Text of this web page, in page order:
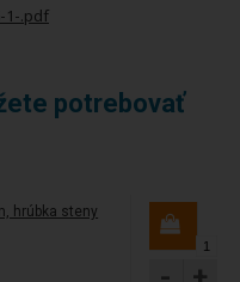
1-.pdf
potrebovať
hrúbka steny